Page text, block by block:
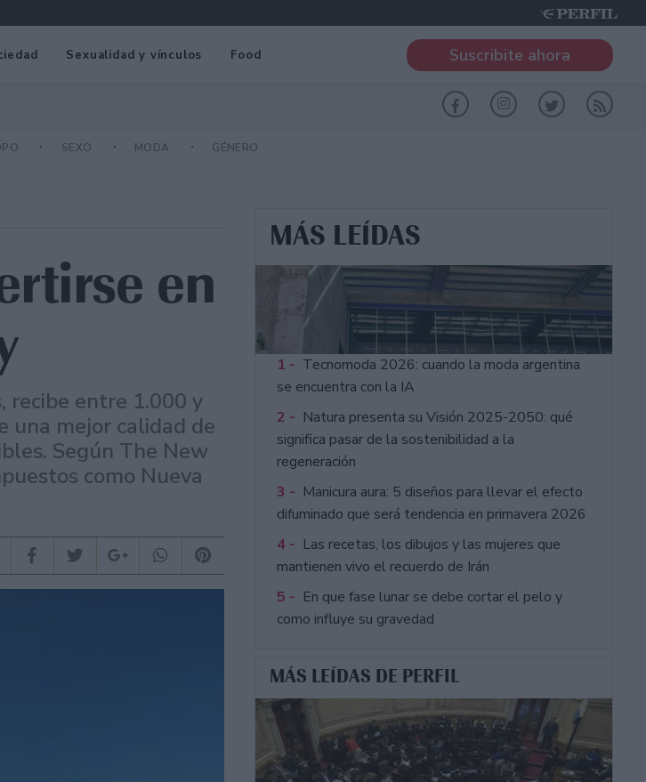
Sexualidad y vínculos Food Suscribite ahora
SEXO MODA GÉNERO
en
recibe entre 1.000 y
una mejor calidad de
Según The New
como Nueva
MÁS LEÍDAS
1 - Tecnomoda 2026: cuando la moda argentina
se encuentra con la IA
2 - Natura presenta su Visión 2025-2050: qué
significa pasar de la sostenibilidad a la
regeneración
3 - Manicura aura: 5 diseños para llevar el efecto
difuminado que será tendencia en primavera 2026
4 - Las recetas, los dibujos y las mujeres que
mantienen vivo el recuerdo de Irán
5 - En que fase lunar se debe cortar el pelo y
como influye su gravedad
MÁS LEÍDAS DE PERFIL